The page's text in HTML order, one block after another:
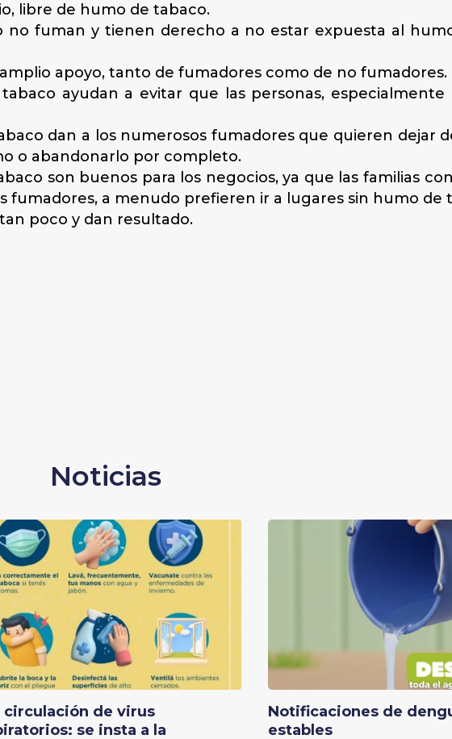
libre de humo de tabaco.
no fuman y tienen derecho a no estar expuesta al
apoyo, tanto de fumadores como de no fumadores.
ayudan a evitar que las personas, especialmente
dan a los numerosos fumadores que quieren dejar
o abandonarlo por completo.
son buenos para los negocios, ya que las familias
fumadores, a menudo prefieren ir a lugares sin humo de
poco y dan resultado.
Noticias
circulación de virus
se insta a la
Notificaciones de
estables